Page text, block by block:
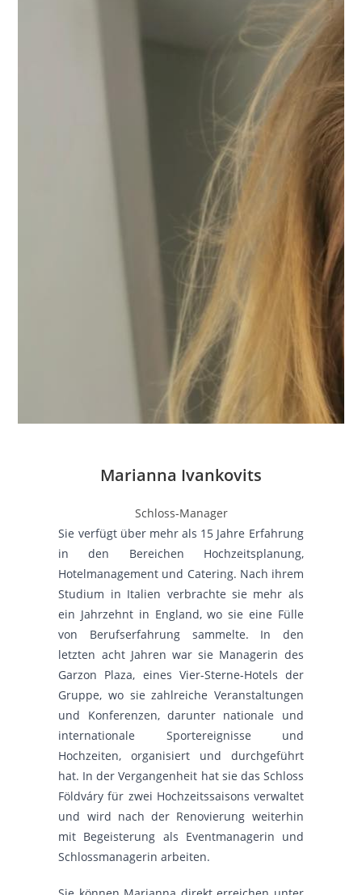
Marianna Ivankovits
Schloss-Manager
Sie verfügt über mehr als 15 Jahre Erfahrung
in den Bereichen Hochzeitsplanung,
Hotelmanagement und Catering. Nach ihrem
Studium in Italien verbrachte sie mehr als
ein Jahrzehnt in England, wo sie eine Fülle
von Berufserfahrung sammelte. In den
letzten acht Jahren war sie Managerin des
Garzon Plaza, eines Vier-Sterne-Hotels der
Gruppe, wo sie zahlreiche Veranstaltungen
und Konferenzen, darunter nationale und
internationale Sportereignisse und
Hochzeiten, organisiert und durchgeführt
hat. In der Vergangenheit hat sie das Schloss
Földváry für zwei Hochzeitssaisons verwaltet
und wird nach der Renovierung weiterhin
mit Begeisterung als Eventmanagerin und
Schlossmanagerin arbeiten.